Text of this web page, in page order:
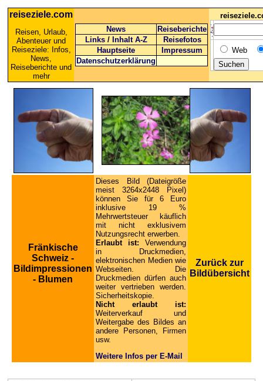
reiseziele.com
Reisen, Urlaub,
Abenteuer und
Reiseziele: Infos,
News,
Reiseberichte und
mehr
News
Reiseberichte
Links / Inhalt A-Z
Reisefotos
Hauptseite
Impressum
Datenschutzerklärung
Web
Fränkische
Schweiz -
Bildimpressionen
- Blumen
Dieses Bild (Dateigröße
meist 3264x2448 Pixel)
können Sie für 6 Euro
inklusive 19 %
Mehrwertsteuer käuflich
mit nicht exklusivem
Nutzungsrecht erwerben.
Erlaubt ist: Verwendung
in Druckmedien,
elektronischen Medien wie
Webseiten. Die
Druckmedien dürfen auch
weiter vertrieben werden.
Sicherheitskopie.
Nicht erlaubt ist:
Weiterverkauf und
Weitergabe des Bildes an
andere Personen, Firmen
usw.
Weitere Infos per E-Mail
Zurück zur
Bildübersicht